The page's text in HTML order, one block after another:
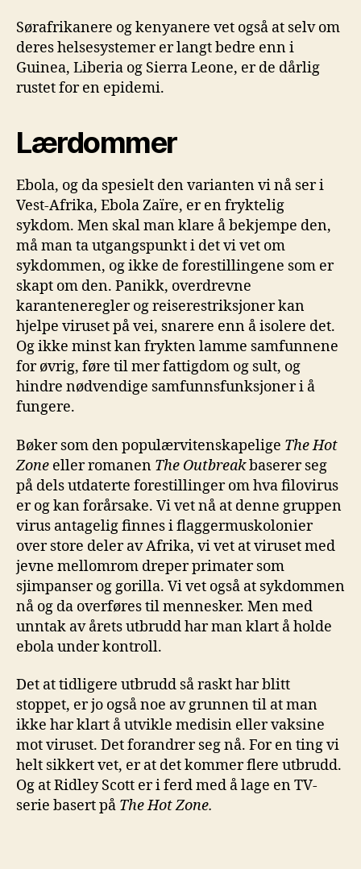
Sørafrikanere og kenyanere vet også at selv om
deres helsesystemer er langt bedre enn i
Guinea, Liberia og Sierra Leone, er de dårlig
rustet for en epidemi.
Lærdommer
Ebola, og da spesielt den varianten vi nå ser i
Vest-Afrika, Ebola Zaïre, er en fryktelig
sykdom. Men skal man klare å bekjempe den,
må man ta utgangspunkt i det vi vet om
sykdommen, og ikke de forestillingene som er
skapt om den. Panikk, overdrevne
karanteneregler og reiserestriksjoner kan
hjelpe viruset på vei, snarere enn å isolere det.
Og ikke minst kan frykten lamme samfunnene
for øvrig, føre til mer fattigdom og sult, og
hindre nødvendige samfunnsfunksjoner i å
fungere.
Bøker som den populærvitenskapelige The Hot
Zone eller romanen The Outbreakbaserer seg
på dels utdaterte forestillinger om hva filovirus
er og kan forårsake. Vi vet nå at denne gruppen
virus antagelig finnes i flaggermuskolonier
over store deler av Afrika, vi vet at viruset med
jevne mellomrom dreper primater som
sjimpanser og gorilla. Vi vet også at sykdommen
nå og da overføres til mennesker. Men med
unntak av årets utbrudd har man klart å holde
ebola under kontroll.
Det at tidligere utbrudd så raskt har blitt
stoppet, er jo også noe av grunnen til at man
ikke har klart å utvikle medisin eller vaksine
mot viruset. Det forandrer seg nå. For en ting vi
helt sikkert vet, er at det kommer flere utbrudd.
Og at Ridley Scott er i ferd med å lage en TV-
serie basert på The Hot Zone.